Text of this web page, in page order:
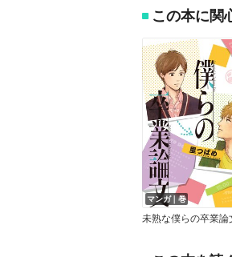
この本に関
マンガ｜巻
未熟な僕らの卒業論